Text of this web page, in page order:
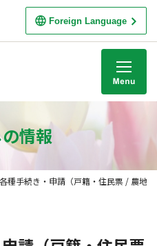
Foreign Language
情報
各種手続き・申請（戸籍・住民票 / 農地）